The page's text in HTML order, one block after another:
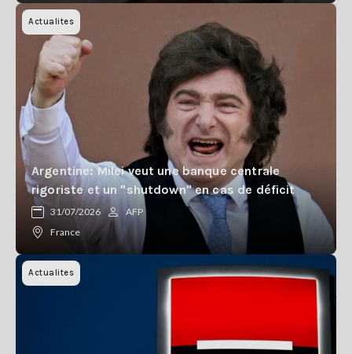
S'abonner
Actualites
Argentine: Milei veut une banque centrale
rigoriste et un "shutdown" en cas de déficit
31/07/2026
AFP
France
Actualites